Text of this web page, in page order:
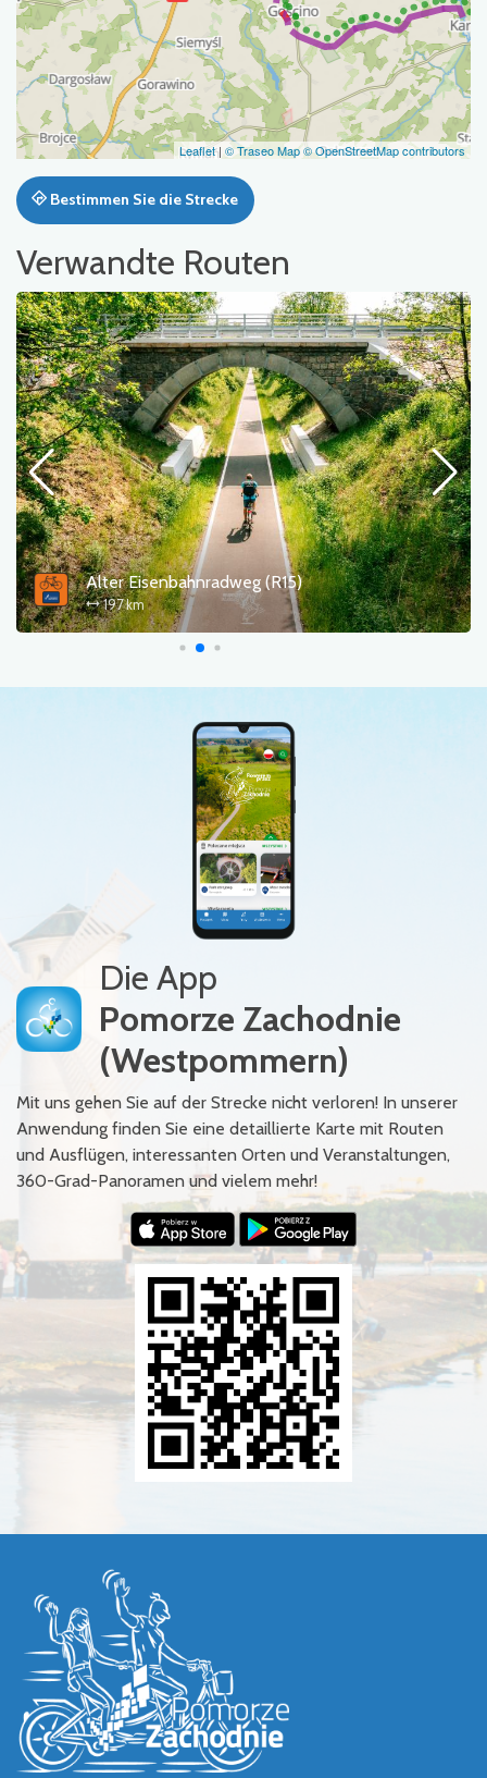
Leaflet | © Traseo Map© OpenStreetMap contributors
Bestimmen Sie die Strecke
Verwandte Routen
Berlin - Szczecin - Kołobrzeg
800 km
Die App
Pomorze Zachodnie
(Westpommern)
Mit uns gehen Sie auf der Strecke nicht verloren! In unserer
Anwendung finden Sie eine detaillierte Karte mit Routen
und Ausflügen, interessanten Orten und Veranstaltungen,
360-Grad-Panoramen und vielem mehr!